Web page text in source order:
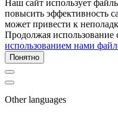
Наш сайт использует
повысить эффективность
может привести к
Продолжая использование
использованием нами
Понятно
Other languages